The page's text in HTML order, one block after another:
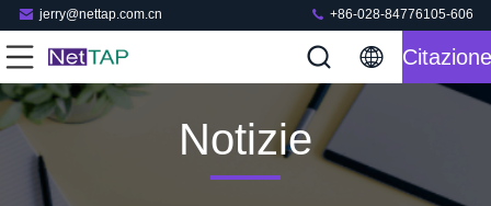
jerry@nettap.com.cn +86-028-84776105-606
Citazione
Notizie